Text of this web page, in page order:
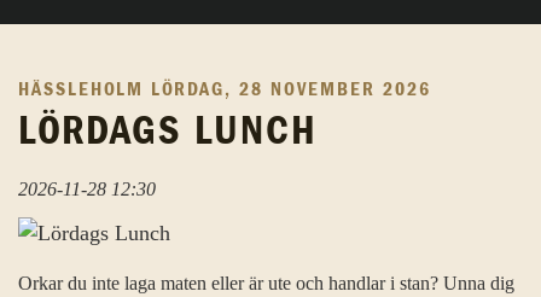
HÄSSLEHOLM LÖRDAG, 28 NOVEMBER 2026
LÖRDAGS LUNCH
2026-11-28 12:30
Orkar du inte laga maten eller är ute och handlar i stan? Unna dig